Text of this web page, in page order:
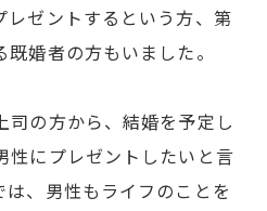
レゼントするという方、第
婚者の方もいました。
司の方から、結婚を予定し
性にプレゼントしたいと言
、男性もライフのことを